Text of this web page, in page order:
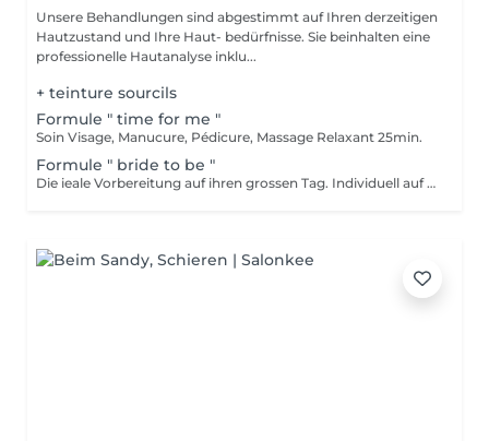
Unsere Behandlungen sind abgestimmt auf Ihren derzeitigen
Hautzustand und Ihre Haut- bedürfnisse. Sie beinhalten eine
professionelle Hautanalyse inklu...
+ teinture sourcils
Formule " time for me "
Soin Visage, Manucure, Pédicure, Massage Relaxant 25min.
Formule " bride to be "
Die ieale Vorbereitung auf ihren grossen Tag. Individuell auf ihre Bedürfnisse abgeschnittene Gesichtsbehandlung wenige Tage vor der Hochzeit, Maniküre und typgerechtes Braut-Make-up inklusive Probe